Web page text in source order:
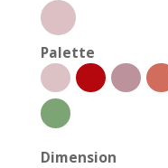
Palette
Dimension